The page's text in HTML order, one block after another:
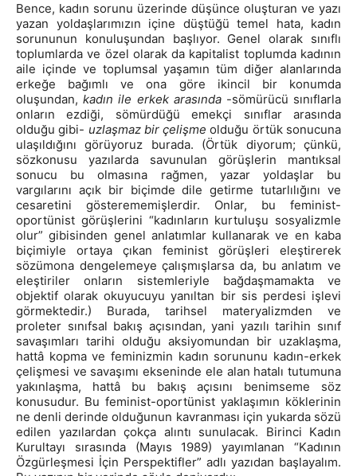
Bence, kadın sorunu üzerinde düşünce oluşturan ve yazı
yazan yoldaşlarımızın içine düştüğü temel hata, kadın
sorununun konuluşundan başlıyor. Genel olarak sınıflı
toplumlarda ve özel olarak da kapitalist toplumda kadının
aile içinde ve toplumsal yaşamın tüm diğer alanlarında
erkeğe bağımlı ve ona göre ikincil bir konumda
oluşundan,kadın ile erkek arasında-sömürücü sınıflarla
onların ezdiği, sömürdüğü emekçi sınıflar arasında
olduğu gibi- uzlaşmaz bir çelişme olduğu örtük sonucuna
ulaşıldığını görüyoruz burada. (Örtük diyorum; çünkü,
sözkonusu yazılarda savunulan görüşlerin mantıksal
sonucu bu olmasına rağmen, yazar yoldaşlar bu
vargılarını açık bir biçimde dile getirme tutarlılığını ve
cesaretini gösterememişlerdir. Onlar, bu feminist-
oportünist görüşlerini “kadınların kurtuluşu sosyalizmle
olur” gibisinden genel anlatımlar kullanarak ve en kaba
biçimiyle ortaya çıkan feminist görüşleri eleştirerek
sözümona dengelemeye çalışmışlarsa da, bu anlatım ve
eleştiriler onların sistemleriyle bağdaşmamakta ve
objektif olarak okuyucuyu yanıltan bir sis perdesi işlevi
görmektedir.) Burada, tarihsel materyalizmden ve
proleter sınıfsal bakış açısından, yani yazılı tarihin sınıf
savaşımları tarihi olduğu aksiyomundan bir uzaklaşma,
hattâ kopma ve feminizmin kadın sorununu kadın-erkek
çelişmesi ve savaşımı ekseninde ele alan hatalı tutumuna
yakınlaşma, hattâ bu bakış açısını benimseme söz
konusudur. Bu feminist-oportünist yaklaşımın köklerinin
ne denli derinde olduğunun kavranması için yukarda sözü
edilen yazılardan çokça alıntı sunulacak. Birinci Kadın
Kurultayı sırasında (Mayıs 1989) yayımlanan “Kadının
Özgürleşmesi İçin Perspektifler” adlı yazıdan başlayalım.